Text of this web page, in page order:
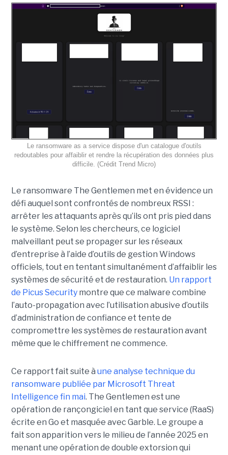
Le ransomware as a service dispose d'un catalogue d'outils
redoutables pour affaiblir et rendre la récupération des données plus
difficile. (Crédit Trend Micro)
Le ransomware The Gentlemen met en évidence un
défi auquel sont confrontés de nombreux RSSI :
arrêter les attaquants après qu’ils ont pris pied dans
le système. Selon les chercheurs, ce logiciel
malveillant peut se propager sur les réseaux
d’entreprise à l’aide d’outils de gestion Windows
officiels, tout en tentant simultanément d’affaiblir les
systèmes de sécurité et de restauration. Un rapport
de Picus Securitymontre que ce malware combine
l’auto-propagation avec l’utilisation abusive d’outils
d’administration de confiance et tente de
compromettre les systèmes de restauration avant
même que le chiffrement ne commence.
Ce rapport fait suite à une analyse technique du
ransomware publiée par Microsoft Threat
Intelligence fin mai. The Gentlemen est une
opération de rançongiciel en tant que service (RaaS)
écrite en Go et masquée avec Garble. Le groupe a
fait son apparition vers le milieu de l’année 2025 en
menant une opération de double extorsion qui